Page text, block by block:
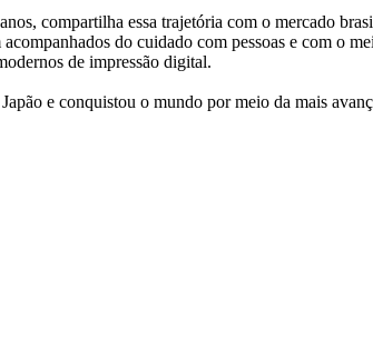
compartilha essa trajetória com o mercado
do cuidado com pessoas e com o
de impressão digital.
e conquistou o mundo por meio da mais